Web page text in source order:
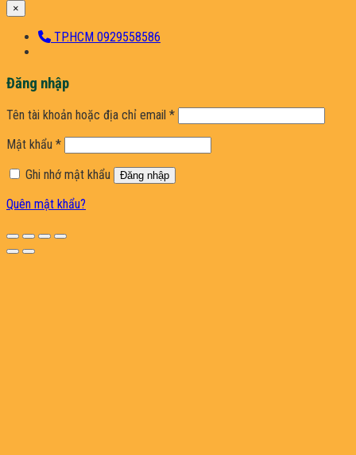
×
TP.HCM 0929558586
Đăng nhập
Tên tài khoản hoặc địa chỉ email *Bắt
buộc
Mật khẩu *Bắt
buộc
Ghi nhớ mật khẩu
Đăng nhập
Quên mật khẩu?